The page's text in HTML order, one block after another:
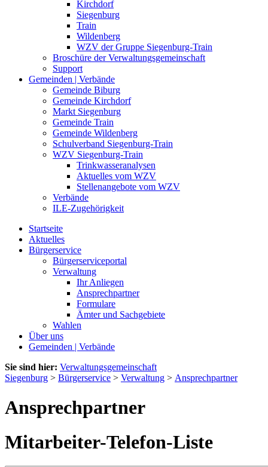
Kirchdorf
Siegenburg
Train
Wildenberg
WZV der Gruppe Siegenburg-Train
Broschüre der Verwaltungsgemeinschaft
Support
Gemeinden | Verbände
Gemeinde Biburg
Gemeinde Kirchdorf
Markt Siegenburg
Gemeinde Train
Gemeinde Wildenberg
Schulverband Siegenburg-Train
WZV Siegenburg-Train
Trinkwasseranalysen
Aktuelles vom WZV
Stellenangebote vom WZV
Verbände
ILE-Zugehörigkeit
Startseite
Aktuelles
Bürgerservice
Bürgerserviceportal
Verwaltung
Ihr Anliegen
Ansprechpartner
Formulare
Ämter und Sachgebiete
Wahlen
Über uns
Gemeinden | Verbände
Sie sind hier: Verwaltungsgemeinschaft
Siegenburg > Bürgerservice > Verwaltung > Ansprechpartner
Ansprechpartner
Mitarbeiter-Telefon-Liste